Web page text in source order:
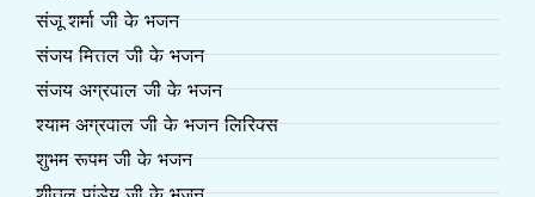
संजू शर्मा जी के भजन
संजय मित्तल जी के भजन
संजय अग्रवाल जी के भजन
श्याम अग्रवाल जी के भजन लिरिक्स
शुभम रूपम जी के भजन